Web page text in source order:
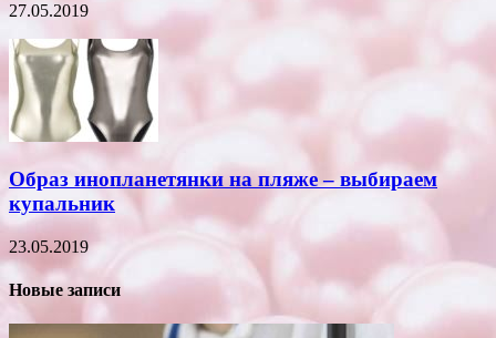
27.05.2019
Образ инопланетянки на пляже – выбираем
купальник
23.05.2019
Новые записи